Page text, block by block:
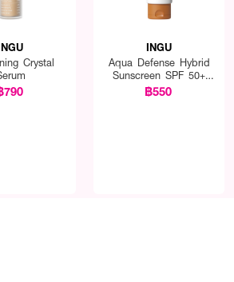
Crystal
790
INGU
Aqua Defense Hybrid
Sunscreen SPF 50+
PA++++
฿550